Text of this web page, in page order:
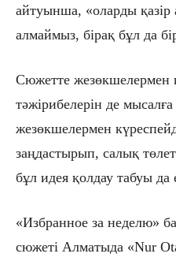
айтуынша, «оларды
алмаймыз, бірақ бұл да
Сюжетте жезөкшелермен
тәжірибелерін де
жезөкшелермен
заңдастырып, салық
бұл идея қолдау табуы да
«Избранное за неделю»
сюжеті Алматыда «Nur